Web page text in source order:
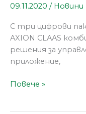
09.11.2020 / Новини
С три цифрови
AXION CLAAS
решения за
приложениe,
Повече »